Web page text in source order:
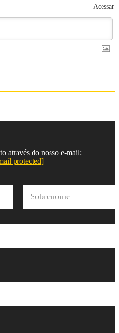
Acessar
através do nosso e-mail:
protected]